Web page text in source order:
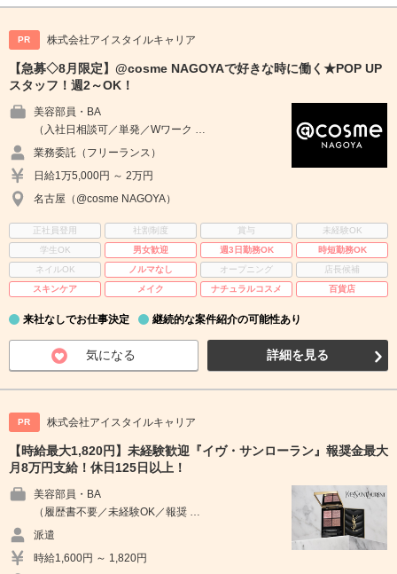
PR 株式会社アイスタイルキャリア
【急募◇8月限定】@cosme NAGOYAで好きな時に働く★POP UP
スタッフ！週2～OK！
美容部員・BA
（入社日相談可／単発／Wワーク …
業務委託（フリーランス）
日給1万5,000円 ～ 2万円
名古屋（@cosme NAGOYA）
正社員登用 社割制度 賞与
未経験OK
学生OK
男女歓迎 週3日勤務OK
時短勤務OK
ネイルOK
ノルマなし オープニング
店長候補
スキンケア
メイク ナチュラルコスメ 百貨店
来社なしでお仕事決定 継続的な案件紹介の可能性あり
気になる 詳細を見る
PR 株式会社アイスタイルキャリア
【時給最大1,820円】未経験歓迎『イヴ・サンローラン』報奨金最大
月8万円支給！休日125日以上！
美容部員・BA
（履歴書不要／未経験OK／報奨 …
派遣
時給1,600円 ～ 1,820円